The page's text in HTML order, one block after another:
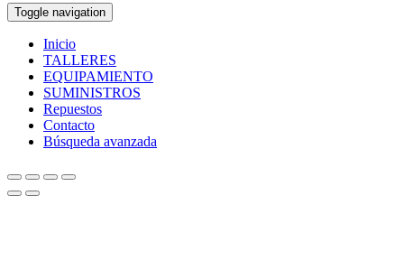
Toggle navigation
Inicio
TALLERES
EQUIPAMIENTO
SUMINISTROS
Repuestos
Contacto
Búsqueda avanzada